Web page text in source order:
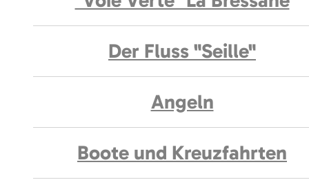
Der Fluss "Seille"
Angeln
Boote und Kreuzfahrten